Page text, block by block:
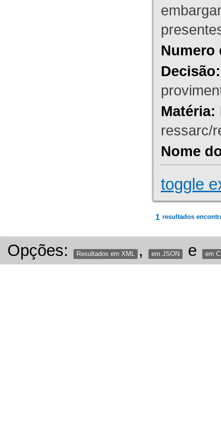
Numero
Decisão:
Matéria:
ressarc/
Nome
toggle
1 resultados
Opções: Resultados em XML , em JSON e em